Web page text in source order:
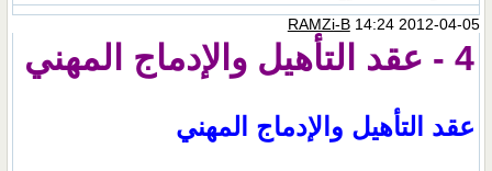
RAMZi-B14:24 2012-04-05
4 - عقد التأهيل والإدماج المهني
عقد التأهيل والإدماج المهني